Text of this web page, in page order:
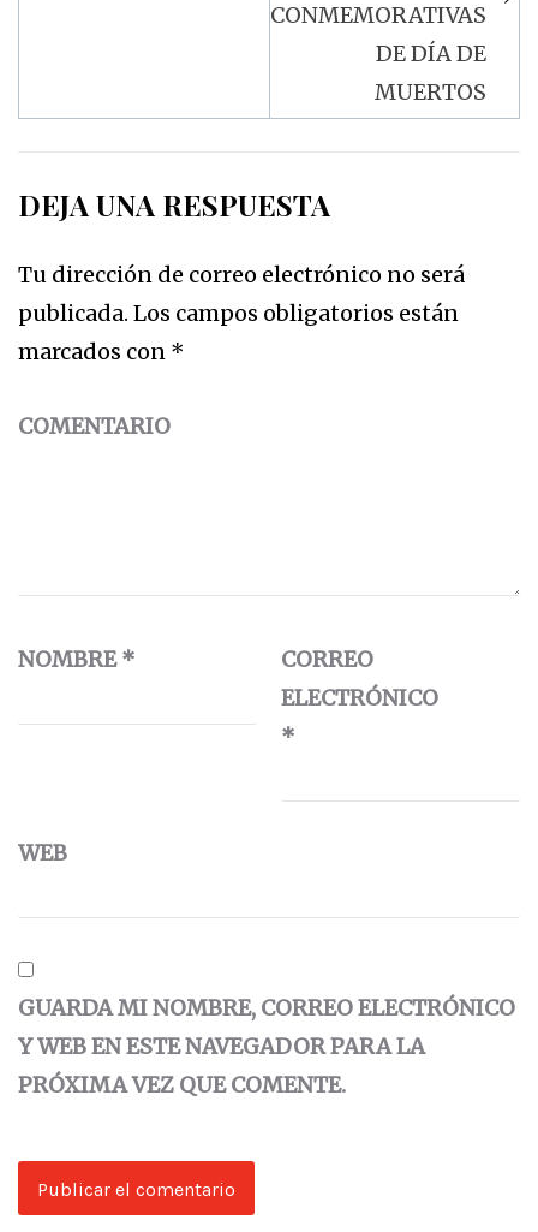
CONMEMORATIVAS
DE DÍA DE
MUERTOS
DEJA UNA RESPUESTA
Tu dirección de correo electrónico no será
publicada. Los campos obligatorios están
marcados con *
COMENTARIO
NOMBRE*
CORREO
ELECTRÓNICO
*
WEB
GUARDA MI NOMBRE, CORREO ELECTRÓNICO
Y WEB EN ESTE NAVEGADOR PARA LA
PRÓXIMA VEZ QUE COMENTE.